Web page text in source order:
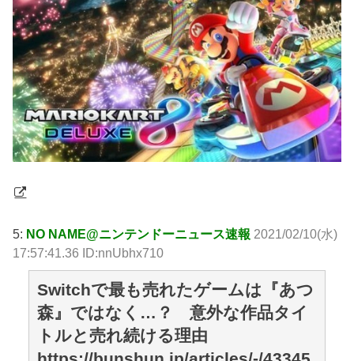
5: NO NAME@ニンテンドーニュース速報 2021/02/10(水)
17:57:41.36 ID:nnUbhx710
Switchで最も売れたゲームは『あつ
森』ではなく…？ 意外な作品タイ
トルと売れ続ける理由